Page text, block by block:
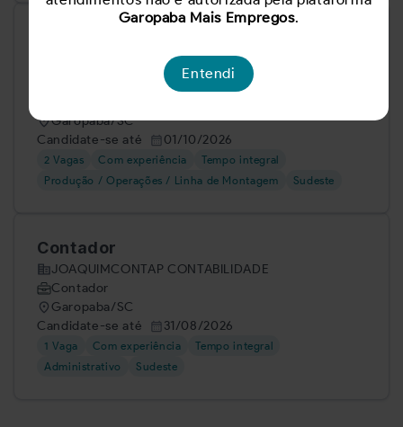
Garopaba/SC
Candidate-se até
01/10/2026
2 Vagas Com experiência
Tempo integral
Produção / Operações / Linha de Montagem
Sudeste
Contador
JOAQUIMCONTAP CONTABILIDADE
Contador
Garopaba/SC
Candidate-se até
31/08/2026
1 Vaga Com experiência
Tempo integral
Administrativo
Sudeste
Garopaba Mais Empregos.
Entendi